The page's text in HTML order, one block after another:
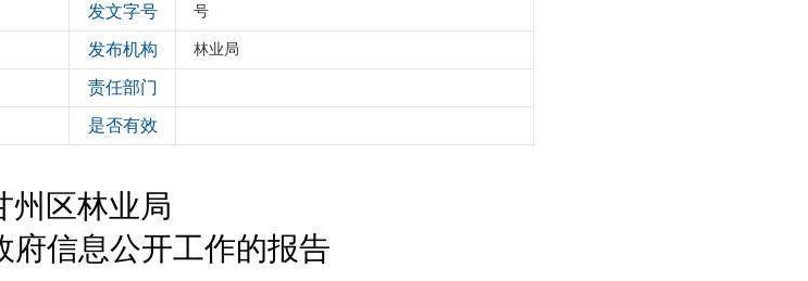
发文字号 号
发布机构 林业局
责任部门
是否有效
州区林业局
府信息公开工作的报告